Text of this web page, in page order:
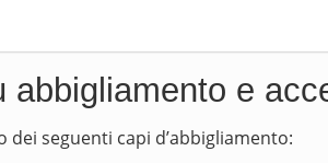
e
seguenti capi d’abbigliamento: